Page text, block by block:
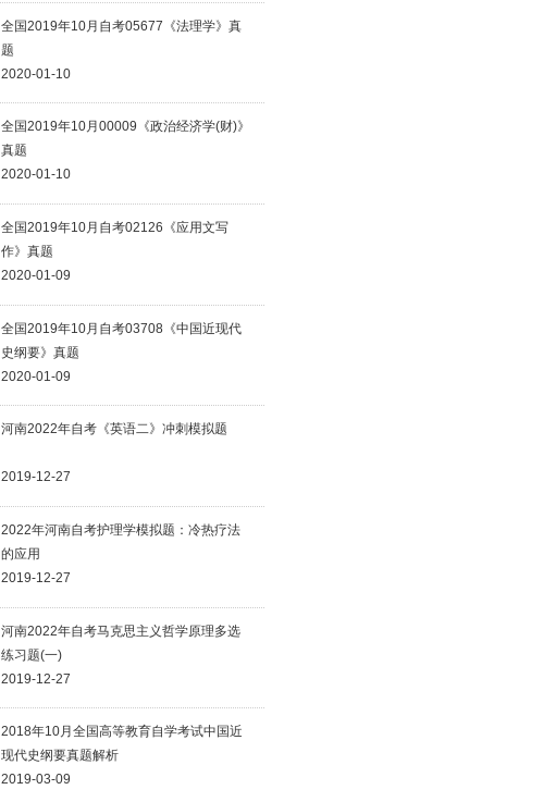
全国2019年10月自考05677《法理学》真
题
2020-01-10
全国2019年10月00009《政治经济学(财)》
真题
2020-01-10
全国2019年10月自考02126《应用文写
作》真题
2020-01-09
全国2019年10月自考03708《中国近现代
史纲要》真题
2020-01-09
河南2022年自考《英语二》冲刺模拟题
2019-12-27
2022年河南自考护理学模拟题：冷热疗法
的应用
2019-12-27
河南2022年自考马克思主义哲学原理多选
练习题(一)
2019-12-27
2018年10月全国高等教育自学考试中国近
现代史纲要真题解析
2019-03-09